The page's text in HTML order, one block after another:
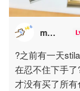
maggie
?之前有一天
在忍不住下手
才没有买了所